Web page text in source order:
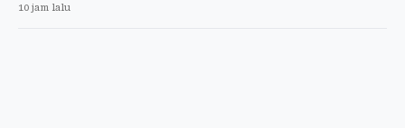
10 jam lalu